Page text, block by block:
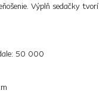
Výplň sedačky tvorí
50 000